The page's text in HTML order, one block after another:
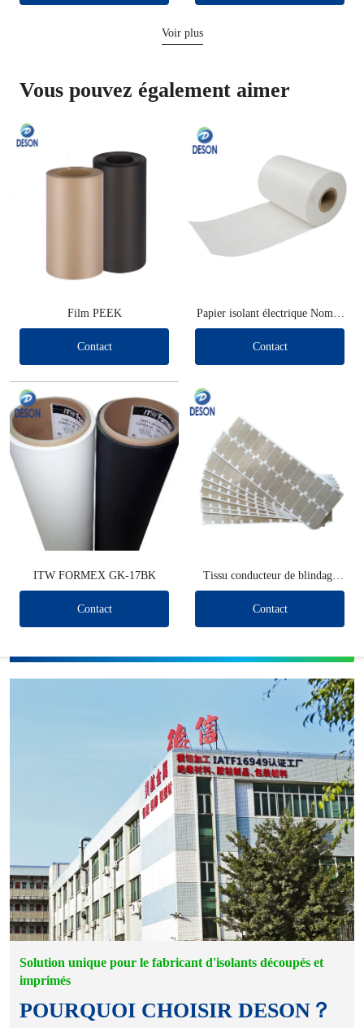
Voir plus
Vous pouvez également aimer
Film PEEK
Contact
Papier isolant électrique Nomex
DMD 6641 NMN Papier isolant
aramide Nomex
Contact
ITW FORMEX GK-17BK
Contact
Tissu conducteur de blindage
découpé
Contact
Solution unique pour le fabricant d'isolants découpés et
imprimés
POURQUOI CHOISIR DESON？